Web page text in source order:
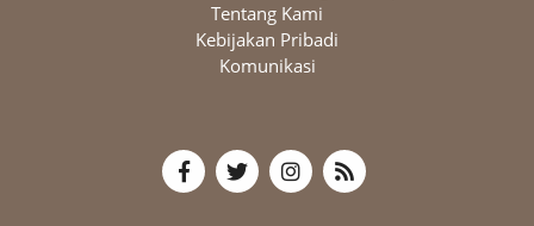
Tentang Kami
Kebijakan Pribadi
Komunikasi